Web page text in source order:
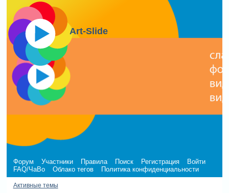
Art-Slide
Форум Участники Правила Поиск Регистрация
Войти
FAQ/ЧаВо
Облако тегов Политика конфиденциальности
Активные темы